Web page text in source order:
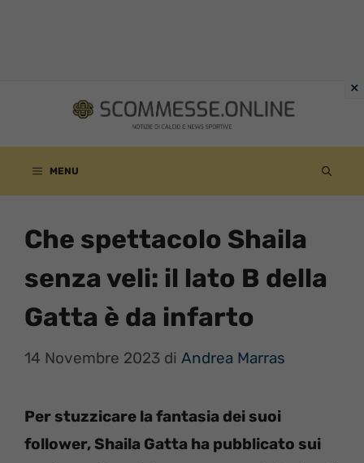
contenuto
MENU
Che spettacolo Shaila
senza veli: il lato B della
Gatta è da infarto
14 Novembre 2023 di Andrea Marras
Per stuzzicare la fantasia dei suoi
follower, Shaila Gatta ha pubblicato sui